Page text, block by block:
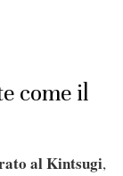
come il
al Kintsugi,